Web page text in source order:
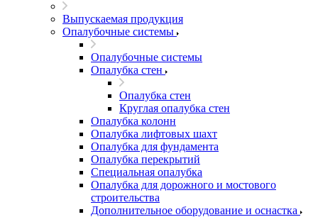
Выпускаемая продукция
Опалубочные системы
Опалубочные системы
Опалубка стен
Опалубка стен
Круглая опалубка стен
Опалубка колонн
Опалубка лифтовых шахт
Опалубка для фундамента
Опалубка перекрытий
Специальная опалубка
Опалубка для дорожного и мостового
строительства
Дополнительное оборудование и оснастка